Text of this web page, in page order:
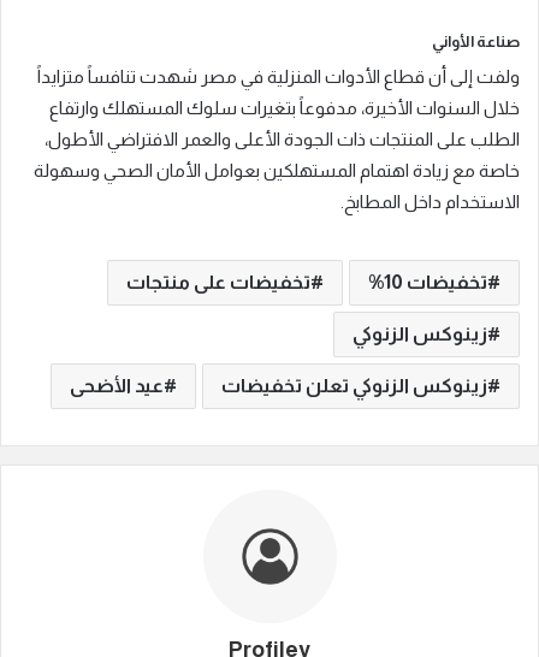
صناعة الأواني
ولفت إلى أن قطاع الأدوات المنزلية في مصر شهدت تنافساً متزايداً
خلال السنوات الأخيرة، مدفوعاً بتغيرات سلوك المستهلك وارتفاع
الطلب على المنتجات ذات الجودة الأعلى والعمر الافتراضي الأطول،
خاصة مع زيادة اهتمام المستهلكين بعوامل الأمان الصحي وسهولة
الاستخدام داخل المطابخ.
تخفيضات 10% تخفيضات على منتجات
زينوكس الزنوكي
زينوكس الزنوكي تعلن تخفيضات عيد الأضحى
Profiley